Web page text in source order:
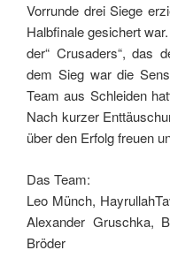
Vorrunde drei Siege
Halbfinale gesichert war.
der“ Crusaders“, das
dem Sieg war die
Team aus Schleiden
Nach kurzer
über den Erfolg freuen
Das Team:
Leo Münch,
Alexander Gruschka,
Bröder